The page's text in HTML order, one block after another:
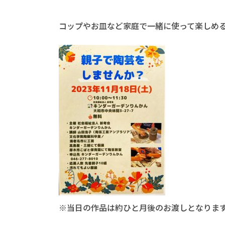
コップやお皿など家庭で一緒に使って楽しめ
※当日の作品は約ひと月後のお渡しとなります